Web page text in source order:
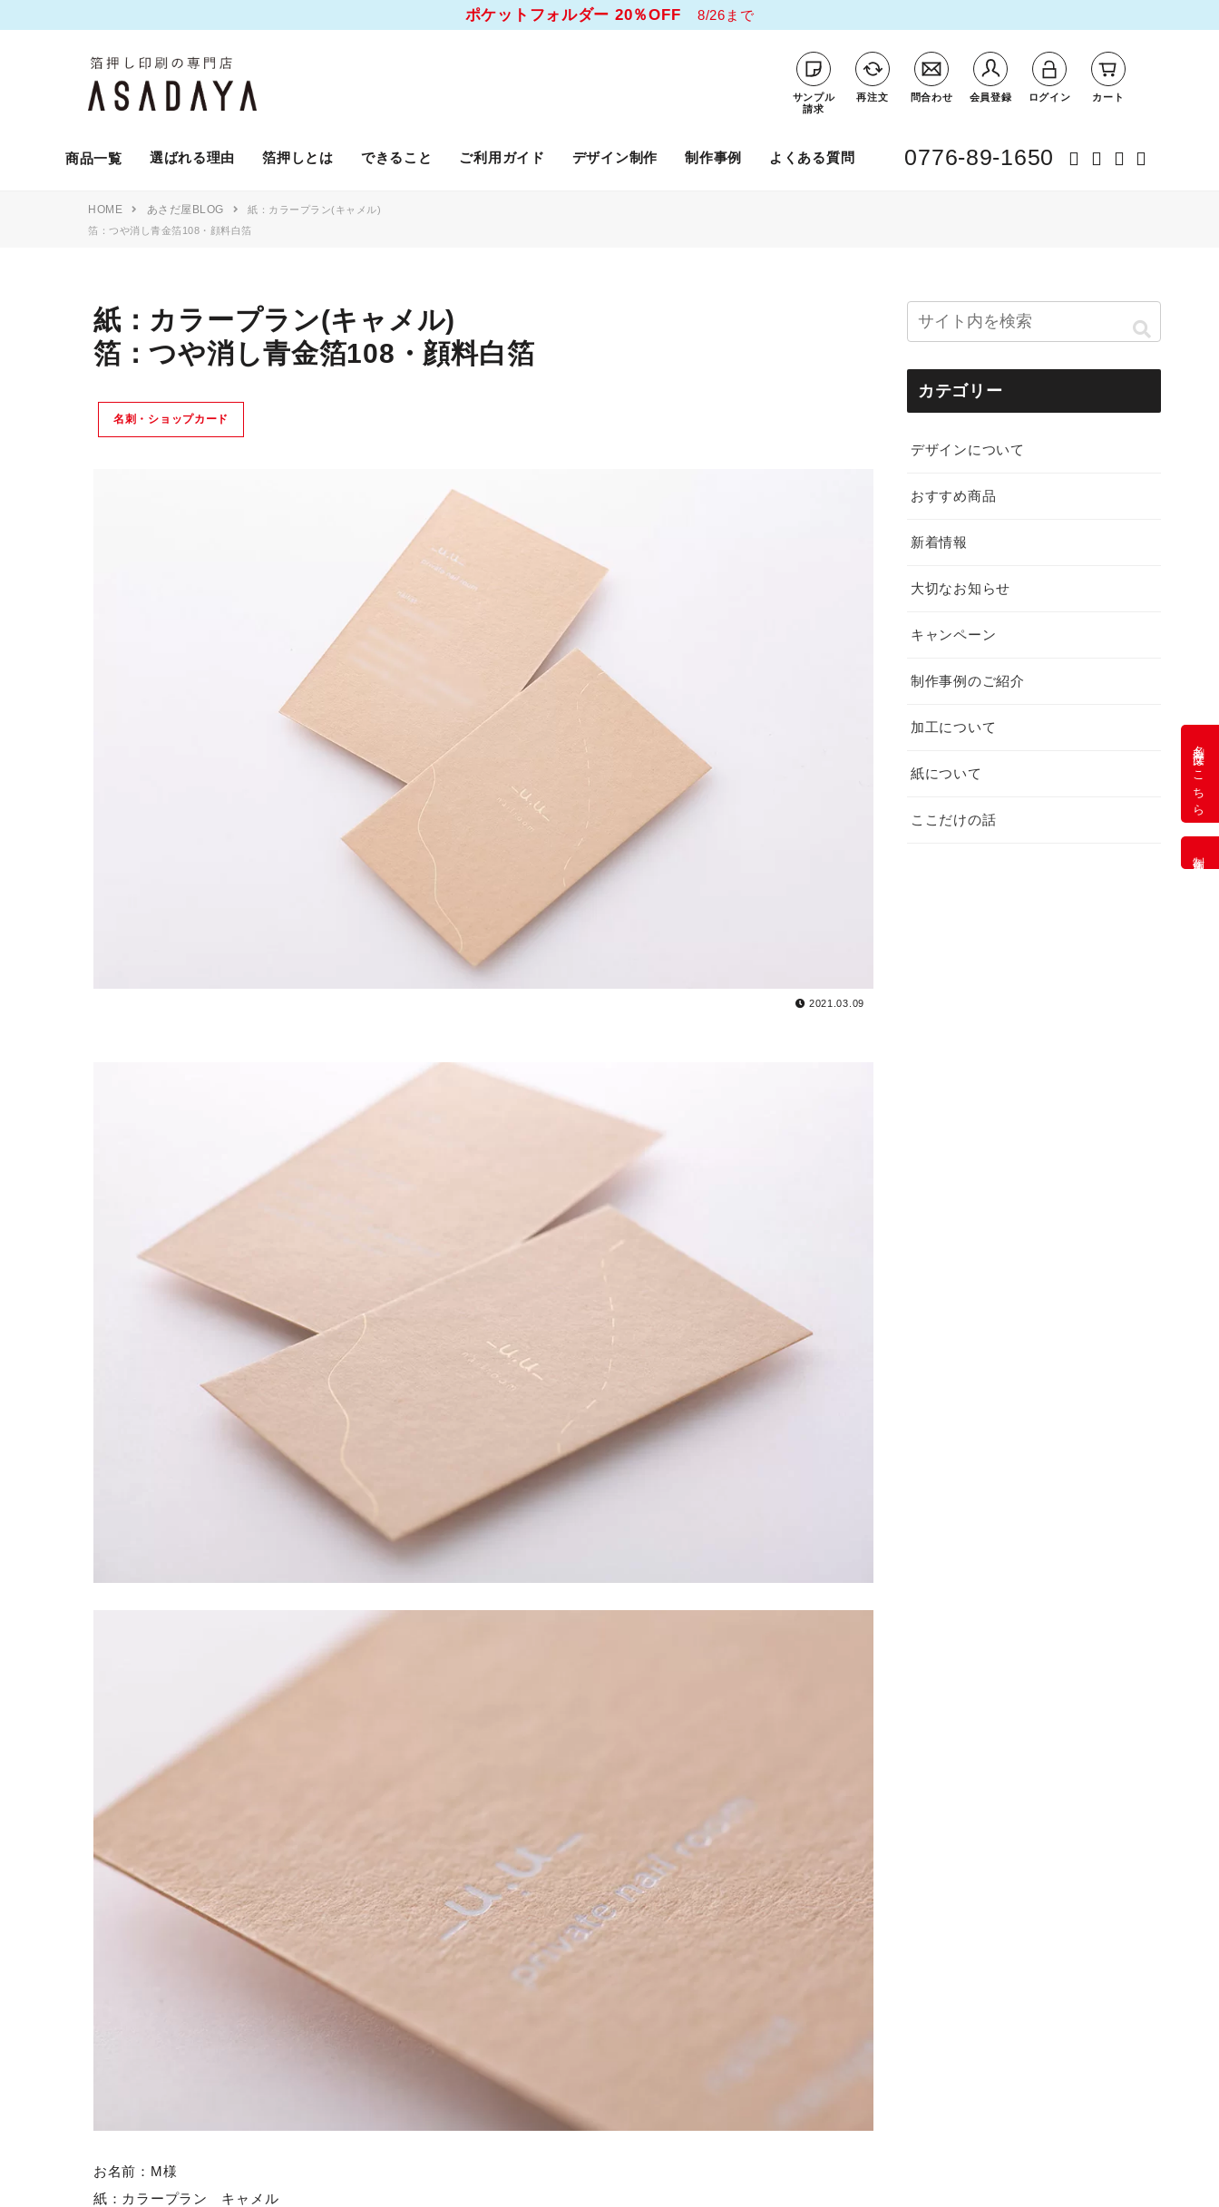
ポケットフォルダー 20％OFF 8/26まで
サンプル
請求
再注文 問合わせ 会員登録 ログイン カート
商品一覧 選ばれる理由 箔押しとは できること ご利用ガイド デザイン制作 制作事例 よくある質問 0776-89-1650
HOME あさだ屋BLOG
紙：カラープラン(キャメル)
箔：つや消し青金箔108・顔料白箔
紙：カラープラン(キャメル)
箔：つや消し青金箔108・顔料白箔
名刺・ショップカード
2021.03.09
お名前：M様
紙：カラープラン キャメル
カテゴリー
デザインについて
おすすめ商品
新着情報
大切なお知らせ
キャンペーン
制作事例のご紹介
加工について
紙について
ここだけの話
名刺注文はこちら